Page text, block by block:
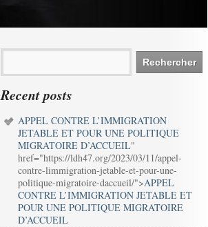
Recent posts
APPEL CONTRE L’IMMIGRATION
JETABLE ET POUR UNE POLITIQUE
MIGRATOIRE D’ACCUEIL"
href="https://ldh47.org/2023/03/11/appel-
contre-limmigration-jetable-et-pour-une-
politique-migratoire-daccueil/">APPEL
CONTRE L’IMMIGRATION JETABLE ET
POUR UNE POLITIQUE MIGRATOIRE
D’ACCUEIL